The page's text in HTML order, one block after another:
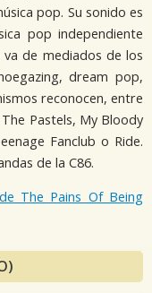
pop. Su sonido es
pop independiente
de mediados de los
dream pop,
reconocen, entre
Pastels, My Bloody
Fanclub o Ride.
de la C86.
The Pains Of Being